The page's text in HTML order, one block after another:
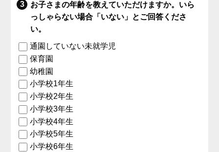
お子さまの年齢を教えていただけますか。いら
っしゃらない場合「いない」とご回答くださ
い。
通園していない未就学児
保育園
幼稚園
小学校1年生
小学校2年生
小学校3年生
小学校4年生
小学校5年生
小学校6年生